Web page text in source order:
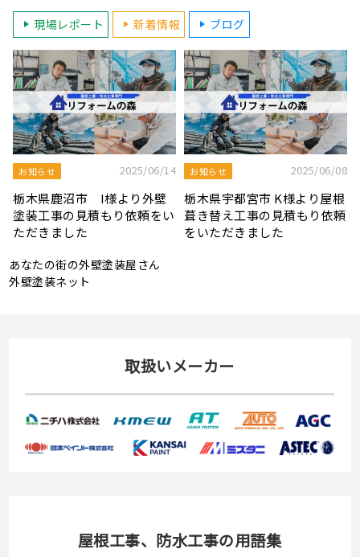
現場レポート 新着情報 ブログ
モルタル外壁の特徴と劣化症
状、メンテナンス方法を解説
令和7年度 結婚新生活支援補
助金が実施されます！
あなたの街の外壁塗装屋さん
外壁塗装ネット
取扱いメーカー
屋根工事、防水工事の用語集